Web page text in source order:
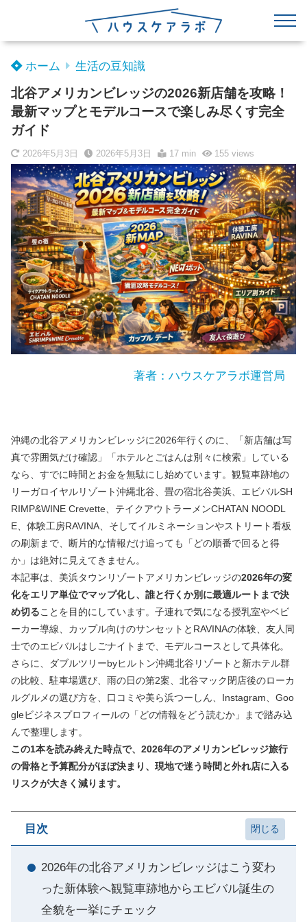
ホーム 生活の豆知識
北谷アメリカンビレッジの2026新店舗を攻略！
最新マップとモデルコースで楽しみ尽くす完全
ガイド
2026年5月3日 2026年5月3日 17 min 155views
著者：ハウスケアラボ運営局
沖縄の北谷アメリカンビレッジに2026年行くのに、「新店舗は写
真で雰囲気だけ確認」「ホテルとごはんは別々に検索」している
なら、すでに時間とお金を無駄にし始めています。観覧車跡地の
リーガロイヤルリゾート沖縄北谷、畳の宿北谷美浜、エビバルSH
RIMP&WINE Crevette、テイクアウトラーメンCHATAN NOODL
E、体験工房RAVINA、そしてイルミネーションやストリート看板
の刷新まで、断片的な情報だけ追っても「どの順番で回ると得
か」は絶対に見えてきません。
本記事は、美浜タウンリゾートアメリカンビレッジの2026年の変
化をエリア単位でマップ化し、誰と行くか別に最適ルートまで決
め切ることを目的にしています。子連れで気になる授乳室やベビ
ーカー導線、カップル向けのサンセットとRAVINAの体験、友人同
士でのエビバルはしごナイトまで、モデルコースとして具体化。
さらに、ダブルツリーbyヒルトン沖縄北谷リゾートと新ホテル群
の比較、駐車場選び、雨の日の第2案、北谷マック閉店後のローカ
ルグルメの選び方を、口コミや美ら浜つーしん、Instagram、Goo
gleビジネスプロフィールの「どの情報をどう読むか」まで踏み込
んで整理します。
この1本を読み終えた時点で、2026年のアメリカンビレッジ旅行
の骨格と予算配分がほぼ決まり、現地で迷う時間と外れ店に入る
リスクが大きく減ります。
目次
2026年の北谷アメリカンビレッジはこう変わ
った新体験へ観覧車跡地からエビバル誕生の
全貌を一挙にチェック